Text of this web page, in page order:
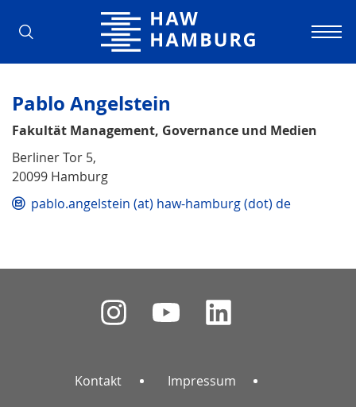
Hochschule für Angewandte
Pablo Angelstein
Fakultät Management, Governance und Medien
Berliner Tor 5,
20099 Hamburg
pablo.angelstein (at) haw-hamburg (dot) de
Kontakt Impressum